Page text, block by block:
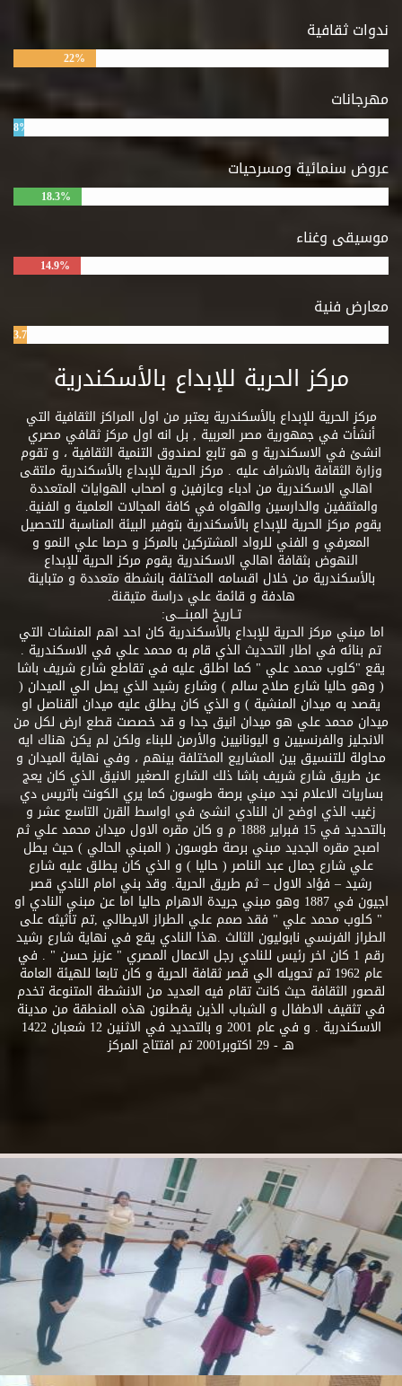
ندوات ثقافية
22%
مهرجانات
8%
عروض سنمائية ومسرحيات
18.3%
موسيقى وغناء
14.9%
معارض فنية
3.7%
مركز الحرية للإبداع بالأسكندرية
مركز الحرية للإبداع بالأسكندرية يعتبر من اول المراكز الثقافية التي
أنشأت في جمهورية مصر العربية , بل انه اول مركز ثقافي مصري
انشئ في الاسكندرية و هو تابع لصندوق التنمية الثقافية ، و تقوم
وزارة الثقافة بالاشراف عليه . مركز الحرية للإبداع بالأسكندرية ملتقى
اهالي الاسكندرية من ادباء وعازفين و اصحاب الهوايات المتعددة
والمثقفين والدارسين والهواه في كافة المجالات العلمية و الفنية.
يقوم مركز الحرية للإبداع بالأسكندرية بتوفير البيئة المناسبة للتحصيل
المعرفي و الفني للرواد المشتركين بالمركز و حرصا علي النمو و
النهوض بثقافة اهالي الاسكندرية يقوم مركز الحرية للإبداع
بالأسكندرية من خلال اقسامه المختلفة بانشطة متعددة و متباينة
هادفة و قائمة علي دراسة متيقنة.
تــاريخ المبنــــى:
اما مبني مركز الحرية للإبداع بالأسكندرية كان احد اهم المنشات التي
تم بنائه في اطار التحديث الذي قام به محمد علي في الاسكندرية .
يقع "كلوب محمد علي " كما اطلق عليه في تقاطع شارع شريف باشا
( وهو حاليا شارع صلاح سالم ) وشارع رشيد الذي يصل الي الميدان (
يقصد به ميدان المنشية ) و الذي كان يطلق عليه ميدان القناصل او
ميدان محمد علي هو ميدان انيق جدا و قد خصصت قطع ارض لكل من
الانجليز والفرنسيين و اليونانيين والأرمن للبناء ولكن لم يكن هناك ايه
محاولة للتنسيق بين المشاريع المختلفة بينهم ، وفي نهاية الميدان و
عن طريق شارع شريف باشا ذلك الشارع الصغير الانيق الذي كان يعج
بساريات الاعلام نجد مبني برصة طوسون كما يري الكونت باتريس دي
زغيب الذي اوضح ان النادي انشئ في اواسط القرن التاسع عشر و
بالتحديد في 15 فبراير 1888 م و كان مقره الاول ميدان محمد علي ثم
اصبح مقره الجديد مبني برصة طوسون ( المبني الحالي ) حيث يطل
علي شارع جمال عبد الناصر ( حاليا ) و الذي كان يطلق عليه شارع
رشيد – فؤاد الاول – ثم طريق الحرية. وقد بني امام النادي قصر
اجيون في 1887 وهو مبني جريدة الاهرام حاليا اما عن مبني النادي او
" كلوب محمد علي " فقد صمم علي الطراز الايطالي ,تم تأثيثه على
الطراز الفرنسي نابوليون الثالث .هذا النادي يقع في نهاية شارع رشيد
رقم 1 كان اخر رئيس للنادي رجل الاعمال المصري " عزيز حسن " . في
عام 1962 تم تحويله الي قصر ثقافة الحرية و كان تابعا للهيئة العامة
لقصور الثقافة حيث كانت تقام فيه العديد من الانشطة المتنوعة تخدم
في تثقيف الاطفال و الشباب الذين يقطنون هذه المنطقة من مدينة
الاسكندرية . و في عام 2001 و بالتحديد في الاثنين 12 شعبان 1422
هـ - 29 اكتوبر2001 تم افتتاح المركز